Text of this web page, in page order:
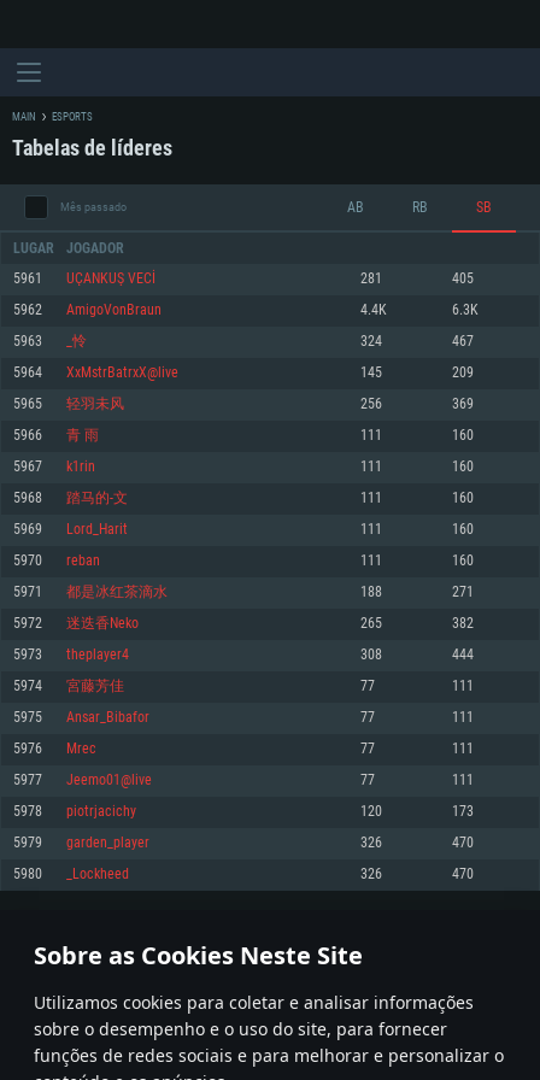
Sobre as Cookies Neste Site
Utilizamos cookies para coletar e analisar informações
sobre o desempenho e o uso do site, para fornecer
funções de redes sociais e para melhorar e personalizar o
REQUERIMENTOS DE SISTEMA
Mínimo
Sistema Operativo: Windows 10 (64 bit)
Processador: Dual-Core 2.2 GHz
Memória: 4GB
Placa Gráfica: Placa com DirectX 11: AMD Radeon 77XX / NVIDIA GeForce
GTX 660. Resolução mínima suportada: 720p
Network: Internet de banda larga.
Disco: 23,1 GB
Recomendado
superior, Radeon RX 570 ou superior
Disco: 75,9 GB
Mínimo
Sistema Operativo: Mac OS Big Sur 11.0 ou versão mais recente
Processador: Core i5 2.2GHz mínimo (Intel Xeon não suportado)
Memória: 6 GB
Placa Gráfica: Intel Iris Pro 5200 (Mac), equivalentes AMD/Nvidia para Mac.
Resolução mínima suportada: 720p com suporte Metal.
Network: Internet de banda larga.
Disco: 21,5 GB
Recomendado
Network: Internet de banda larga.
Mínimo
Sistema Operativo: Distribuições mais modernas do Linux de 64bit
Processador: Dual-Core 2.4 GHz
Memória: 4 GB
Placa Gráfica: NVIDIA 660 com os drivers mais recentes (não mais de 6
meses) / equivalentes AMD com os drivers mais recentes com suporte
Vulkan (não mais de 6 meses); Resolução mínima suportada: 720p.
Network: Internet de banda larga.
Disco: 21,5 GB
Recomendado
Sistema Operativo: Ubuntu 20.04 64bit
Processador: Intel Core i7
Memória: 16 GB
Placa Gráfica: NVIDIA 1060 com os drivers mais recentes (não mais de 6
meses) / equivalentes AMD (Radeon RX 570) com os drivers mais recentes
Network: Internet de banda larga.
MAIN ESPORTS
Tabelas de líderes
Mês passado AB RB SB
LUGAR JOGADOR
5961 UÇANKUŞ VECİ 281 405
5962 AmigoVonBraun 4.4K 6.3K
5963 _怜 324 467
5964 XxMstrBatrxX@live 145 209
5965 轻羽未风 256 369
5966 青 雨 111 160
5967 k1rin 111 160
5968 踏马的-文 111 160
5969 Lord_Harit 111 160
5970 reban 111 160
5971 都是冰红茶滴水 188 271
5972 迷迭香Neko 265 382
5973 theplayer4 308 444
5974 宮藤芳佳 77 111
5975 Ansar_Bibafor 77 111
5976 Mrec 77 111
5977 Jeemo01@live 77 111
5978 piotrjacichy 120 173
5979 garden_player 326 470
5980 _Lockheed 326 470